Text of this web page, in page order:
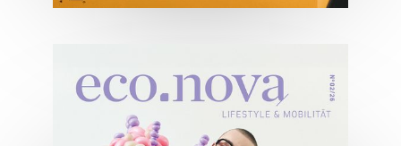
04/2026